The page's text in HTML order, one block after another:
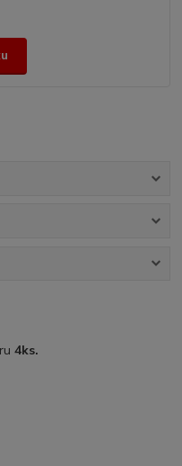
4ks.